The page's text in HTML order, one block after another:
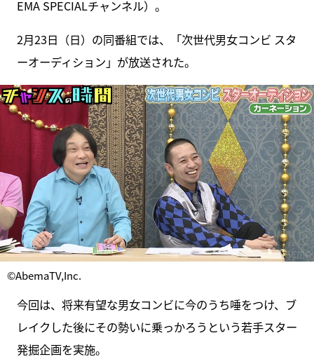
EMA SPECIALチャンネル）。
2月23日（日）の同番組では、「次世代男女コンビ スタ
ーオーディション」が放送された。
©AbemaTV,Inc.
今回は、将来有望な男女コンビに今のうち唾をつけ、ブ
レイクした後にその勢いに乗っかろうという若手スター
発掘企画を実施。